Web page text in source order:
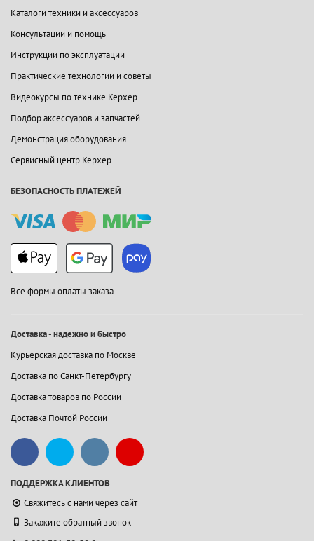
Каталоги техники и аксессуаров
Консультации и помощь
Инструкции по эксплуатации
Практические технологии и советы
Видеокурсы по технике Керхер
Подбор аксессуаров и запчастей
Демонстрация оборудования
Сервисный центр Керхер
БЕЗОПАСНОСТЬ ПЛАТЕЖЕЙ
Все формы оплаты заказа
Доставка - надежно и быстро
Курьерская доставка по Москве
Доставка по Санкт-Петербургу
Доставка товаров по России
Доставка Почтой России
ПОДДЕРЖКА КЛИЕНТОВ
Свяжитесь с нами через сайт
Закажите обратный звонок